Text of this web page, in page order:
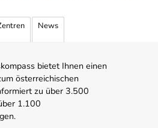
News
bietet Ihnen einen
österreichischen
zu über 3.500
1.100